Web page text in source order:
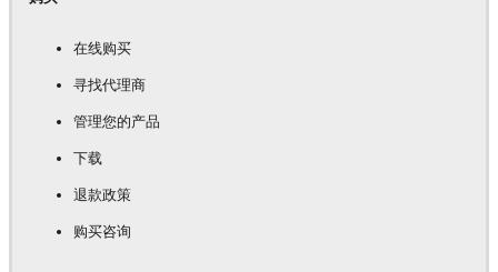
在线购买
寻找代理商
管理您的产品
下载
退款政策
购买咨询